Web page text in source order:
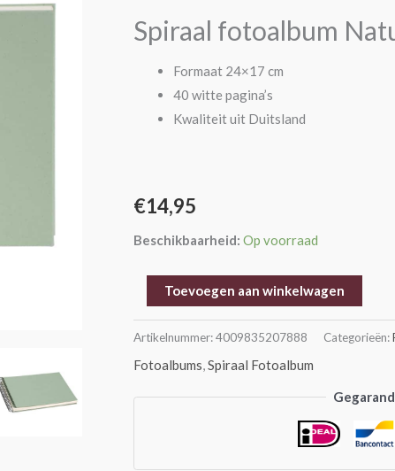
Spiraal fotoalbum
Formaat 24×17 cm
40 witte pagina’s
Kwaliteit uit Duitsland
€14,95
Beschikbaarheid: Op voorraad
Eucalyptus
Toevoegen aan winkelwagen
Artikelnummer:4009835207888 Categorieën:
Fotoalbums Spiraal Fotoalbum